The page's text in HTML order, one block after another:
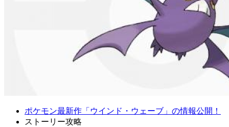
ポケモン最新作「ウインド・ウェーブ」の情報公開！
ストーリー攻略